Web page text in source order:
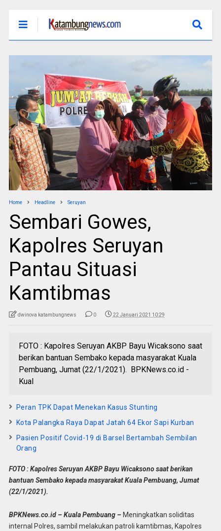
Home Headline Seruyan
Sembari Gowes,
Kapolres Seruyan
Pantau Situasi
Kamtibmas
dwinova katambungnews 0 22 Januari 2021 10:29
FOTO : Kapolres Seruyan AKBP Bayu Wicaksono saat
berikan bantuan Sembako kepada masyarakat Kuala
Pembuang, Jumat (22/1/2021). BPKNews.co.id -
Kual
Peran TPK Dapat Menekan Kasus Stunting
Kota Palangka Raya Dapat Jatah 64 Ekor Sapi Kurban
Pasien Positif Covid-19 di Barsel Bertambah Sembilan
Orang
FOTO : Kapolres Seruyan AKBP Bayu Wicaksono saat berikan
bantuan Sembako kepada masyarakat Kuala Pembuang, Jumat
(22/1/2021).
BPKNews.co.id – Kuala Pembuang – Meningkatkan soliditas
internal Polres, sambil melakukan patroli kamtibmas, Kapolres